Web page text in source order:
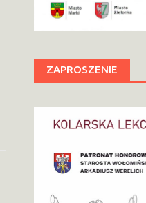
ZAPROSZENIE